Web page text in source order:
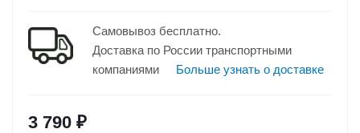
Самовывоз бесплатно.
Доставка по России транспортными
компаниями
Больше узнать о доставке
3 790 ₽